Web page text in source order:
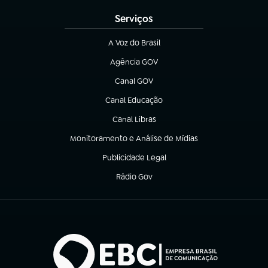
Serviços
A Voz do Brasil
(abre em nova aba)
Agência GOV
(abre em nova aba)
Canal GOV
(abre em nova aba)
Canal Educação
(abre em nova aba)
Canal Libras
(abre em nova aba)
Monitoramento e Análise de Mídias
(abre em nova aba)
Publicidade Legal
(abre em nova aba)
Rádio Gov
(abre em nova aba)